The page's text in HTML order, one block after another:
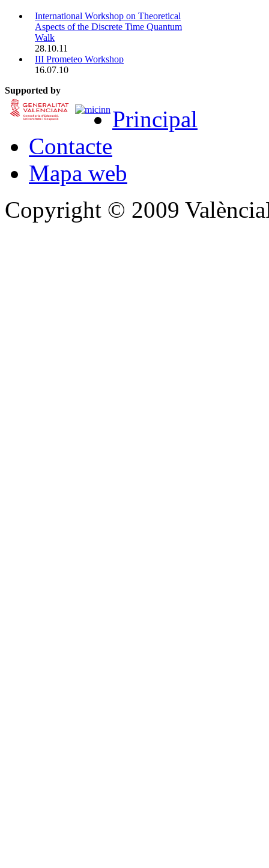
International Workshop on Theoretical
Aspects of the Discrete Time Quantum
Walk
28.10.11
III Prometeo Workshop
16.07.10
Supported by
Principal
Contacte
Mapa web
Copyright © 2009